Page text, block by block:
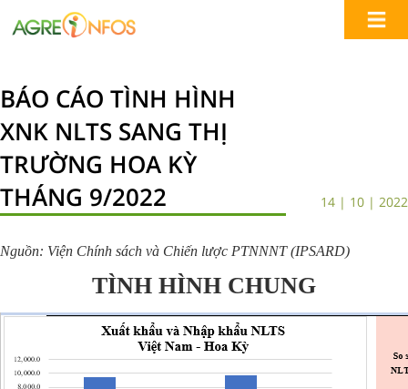
BÁO CÁO TÌNH HÌNH
XNK NLTS SANG THỊ
TRƯỜNG HOA KỲ
THÁNG 9/2022
14 | 10 | 2022
Nguồn: Viện Chính sách và Chiến lược PTNNNT (IPSARD)
TÌNH HÌNH CHUNG